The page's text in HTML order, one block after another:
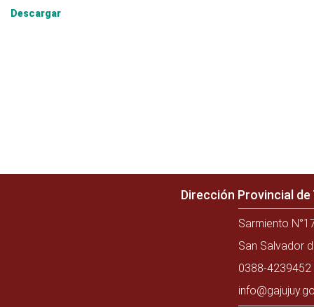
Descargar
Dirección Provincial
Sarmiento
San Salvador
0388-